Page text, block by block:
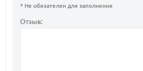
* Не обязателен для заполнения
Отзыв: